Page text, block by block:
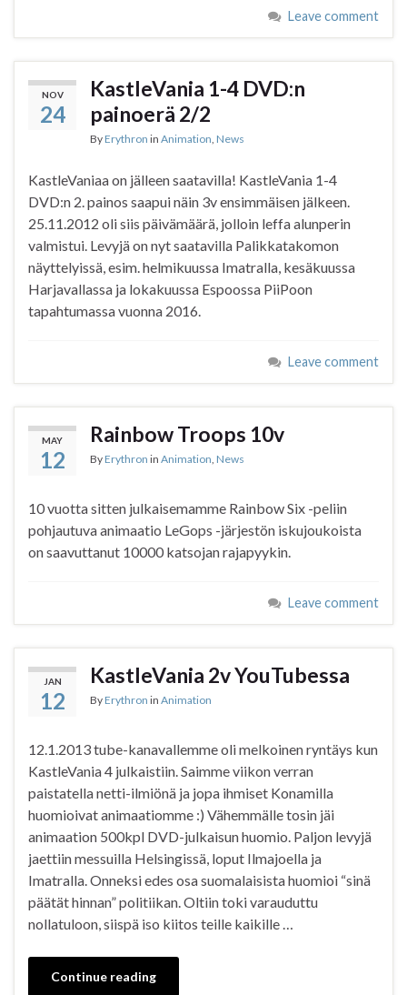
Leave comment
NOV
24
KastleVania 1-4 DVD:n
painoerä 2/2
ByErythron in Animation, News
KastleVaniaa on jälleen saatavilla! KastleVania 1-4
DVD:n 2. painos saapui näin 3v ensimmäisen jälkeen.
25.11.2012 oli siis päivämäärä, jolloin leffa alunperin
valmistui. Levyjä on nyt saatavilla Palikkatakomon
näyttelyissä, esim. helmikuussa Imatralla, kesäkuussa
Harjavallassa ja lokakuussa Espoossa PiiPoon
tapahtumassa vuonna 2016.
Leave comment
MAY
12
Rainbow Troops 10v
ByErythron in Animation, News
10 vuotta sitten julkaisemamme Rainbow Six -peliin
pohjautuva animaatio LeGops -järjestön iskujoukoista
on saavuttanut 10000 katsojan rajapyykin.
Leave comment
JAN
12
KastleVania 2v YouTubessa
ByErythron in Animation
12.1.2013 tube-kanavallemme oli melkoinen ryntäys kun
KastleVania 4 julkaistiin. Saimme viikon verran
paistatella netti-ilmiönä ja jopa ihmiset Konamilla
huomioivat animaatiomme :) Vähemmälle tosin jäi
animaation 500kpl DVD-julkaisun huomio. Paljon levyjä
jaettiin messuilla Helsingissä, loput Ilmajoella ja
Imatralla. Onneksi edes osa suomalaisista huomioi “sinä
päätät hinnan” politiikan. Oltiin toki varauduttu
nollatuloon, siispä iso kiitos teille kaikille …
Continue reading